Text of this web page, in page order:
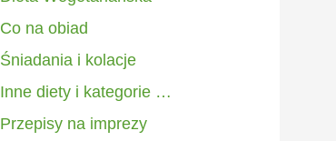
Co na obiad
Śniadania i kolacje
Inne diety i kategorie …
Przepisy na imprezy